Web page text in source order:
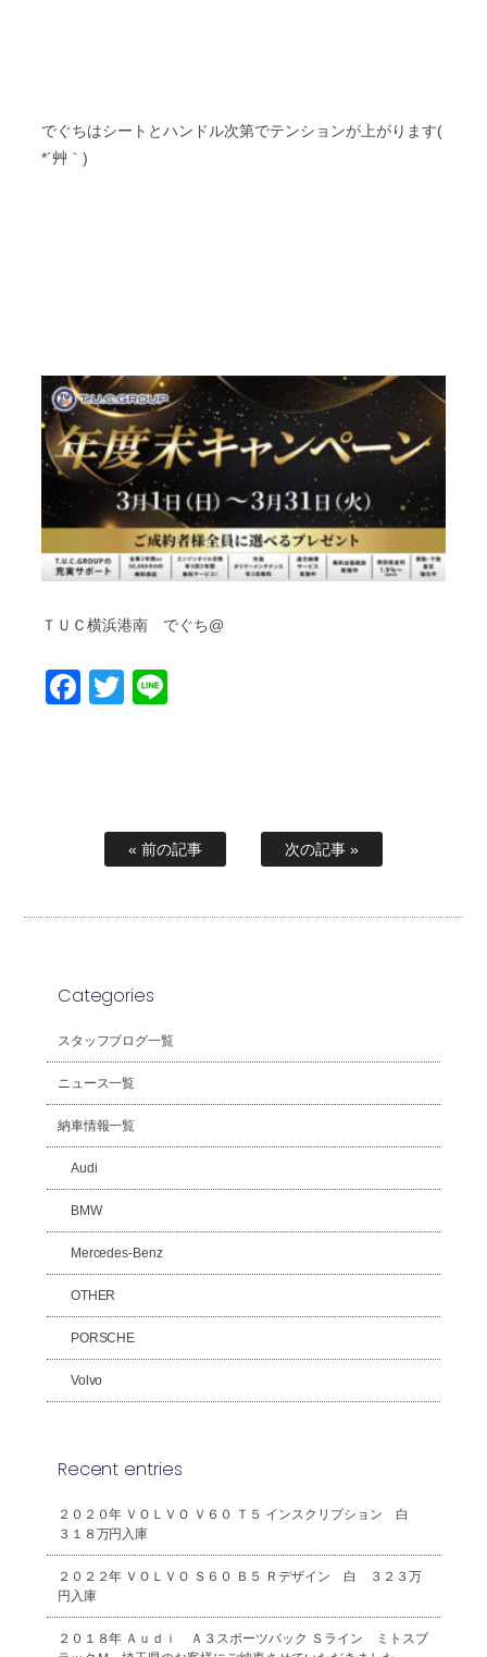
でぐちはシートとハンドル次第でテンションが上がります(
*´艸｀)
ＴＵＣ横浜港南 でぐち@
Facebook
Twitter
« 前の記事 次の記事 »
Categories
スタッフブログ一覧
ニュース一覧
納車情報一覧
Audi
BMW
Mercedes-Benz
OTHER
PORSCHE
Volvo
Recent entries
２０２０年 ＶＯＬＶＯ Ｖ６０ Ｔ５ インスクリプション 白
３１８万円入庫
２０２２年 ＶＯＬＶＯ Ｓ６０ Ｂ５ Ｒデザイン 白 ３２３万
円入庫
２０１８年 Ａｕｄｉ Ａ３スポーツバック Ｓライン ミトスブ